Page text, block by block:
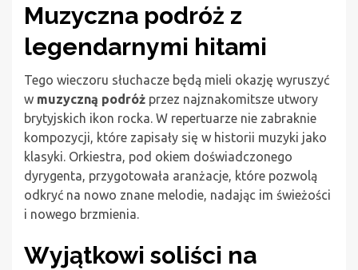
Muzyczna podróż z
legendarnymi hitami
Tego wieczoru słuchacze będą mieli okazję wyruszyć
w muzyczną podróż przez najznakomitsze utwory
brytyjskich ikon rocka. W repertuarze nie zabraknie
kompozycji, które zapisały się w historii muzyki jako
klasyki. Orkiestra, pod okiem doświadczonego
dyrygenta, przygotowała aranżacje, które pozwolą
odkryć na nowo znane melodie, nadając im świeżości
i nowego brzmienia.
Wyjątkowi soliści na